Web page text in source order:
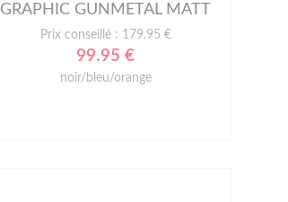
GRAPHIC GUNMETAL MATT
Prix conseillé : 179.95 €
99.95 €
noir/bleu/orange